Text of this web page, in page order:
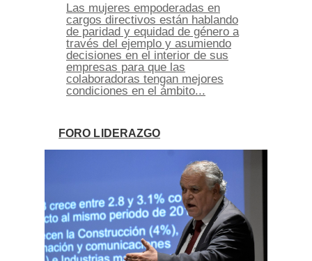
Las mujeres empoderadas en
cargos directivos están hablando
de paridad y equidad de género a
través del ejemplo y asumiendo
decisiones en el interior de sus
empresas para que las
colaboradoras tengan mejores
condiciones en el ámbito...
FORO LIDERAZGO